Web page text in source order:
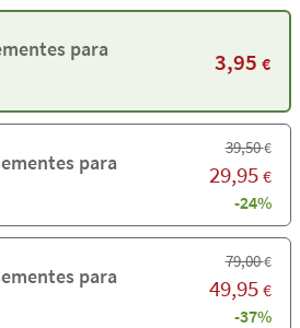
para
3,95 €
para
39,50€
29,95 €
-24%
para
79,00€
49,95 €
-37%